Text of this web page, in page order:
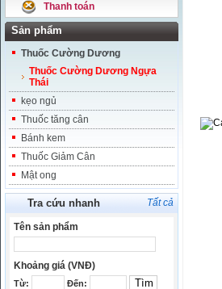
Thanh toán
Sản phẩm
Thuốc Cường Dương
Thuốc Cường Dương Ngựa
Thái
kẹo ngủ
Thuốc tăng cân
Bánh kem
Thuốc Giảm Cân
Mật ong
Tra cứu nhanh Tất cả
Tên sản phẩm
Khoảng giá (VNĐ)
Từ: Đến: